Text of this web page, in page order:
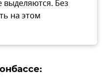
выделяются. Без
на этом